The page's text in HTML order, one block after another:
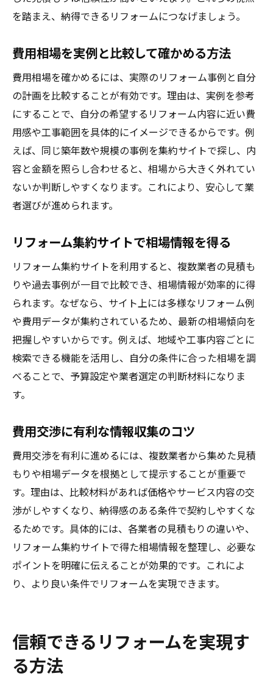
を踏まえ、納得できるリフォームにつなげましょう。
費用相場を実例と比較して確かめる方法
費用相場を確かめるには、実際のリフォーム事例と自分
の計画を比較することが有効です。理由は、実例を参考
にすることで、自分の希望するリフォーム内容に近い費
用感や工事範囲を具体的にイメージできるからです。例
えば、同じ築年数や規模の事例を集約サイトで探し、内
容と金額を照らし合わせると、相場から大きく外れてい
ないか判断しやすくなります。これにより、安心して業
者選びが進められます。
リフォーム集約サイトで相場情報を得る
リフォーム集約サイトを利用すると、複数業者の見積も
りや過去事例が一目で比較でき、相場情報が効率的に得
られます。なぜなら、サイト上には多様なリフォーム例
や費用データが集約されているため、最新の相場傾向を
把握しやすいからです。例えば、地域や工事内容ごとに
検索できる機能を活用し、自分の条件に合った相場を調
べることで、予算設定や業者選定の判断材料になりま
す。
費用交渉に有利な情報収集のコツ
費用交渉を有利に進めるには、複数業者から集めた見積
もりや相場データを根拠として提示することが重要で
す。理由は、比較材料があれば価格やサービス内容の交
渉がしやすくなり、納得感のある条件で契約しやすくな
るためです。具体的には、各業者の見積もりの違いや、
リフォーム集約サイトで得た相場情報を整理し、必要な
ポイントを明確に伝えることが効果的です。これによ
り、より良い条件でリフォームを実現できます。
信頼できるリフォームを実現す
る方法